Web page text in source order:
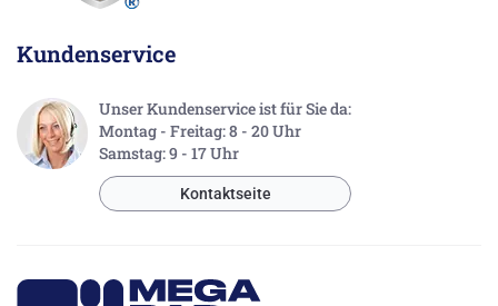
Kundenservice
Unser Kundenservice ist für Sie da:
Montag - Freitag: 8 - 20 Uhr
Samstag: 9 - 17 Uhr
Kontaktseite